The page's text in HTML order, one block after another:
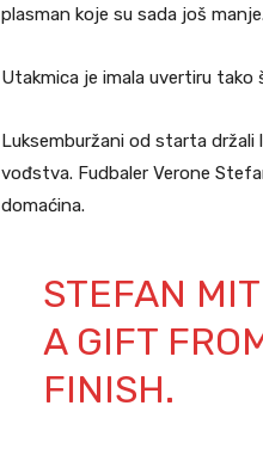
plasman koje su sada još manje.
Utakmica je imala uvertiru tako
Luksemburžani od starta držali
vođstva. Fudbaler Verone
domaćina.
STEFAN
A GIFT
FINISH.